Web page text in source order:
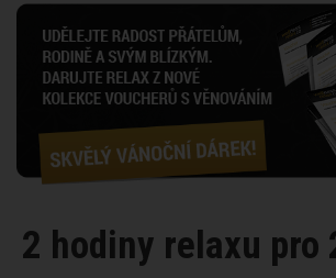
2 hodiny relaxu pro